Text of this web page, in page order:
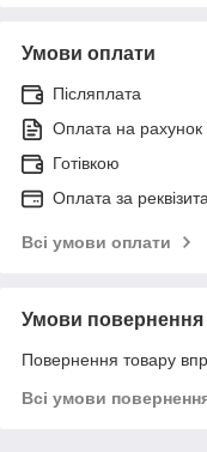
Умови оплати
Післяплата
Оплата на рахунок
Готівкою
Оплата за
Всі умови оплати
Умови повернення
Повернення товару
Всі умови